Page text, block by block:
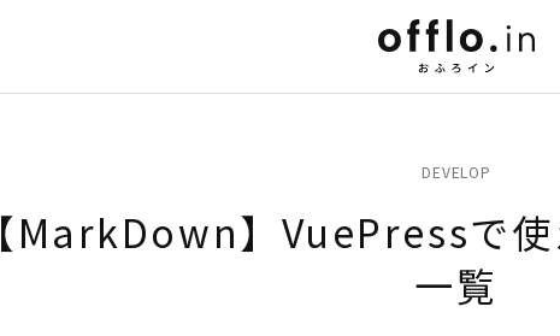
DEVELOP
【MarkDown】VuePressで
一覧